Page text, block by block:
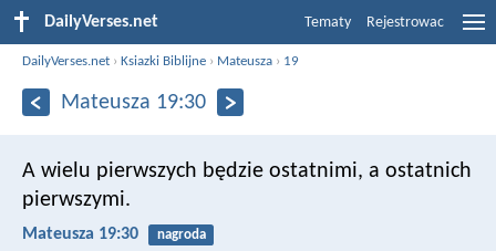
DailyVerses.net Tematy Rejestrowac
DailyVerses.net ›Ksiazki Biblijne › Mateusza › 19
Mateusza 19:30
A wielu pierwszych będzie ostatnimi, a ostatnich
pierwszymi.
Mateusza 19:30 nagroda